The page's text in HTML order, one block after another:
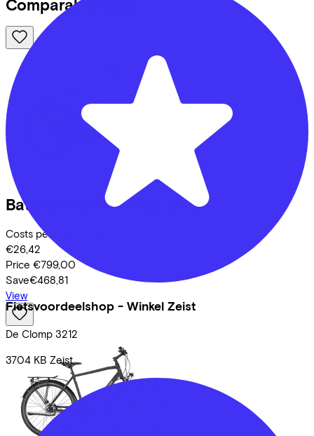
Fietsvoordeelshop - Winkel Zeist
De Clomp 3212
3704 KB Zeist
Comparable bikes
Batavus Fonk 3 2026 (2026)
Costs per month from
€26,42
Price €799,00
Save€468,81
View